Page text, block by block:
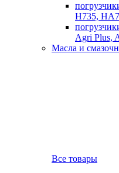
H735,
Agri Plus,
Масла и
Все товары